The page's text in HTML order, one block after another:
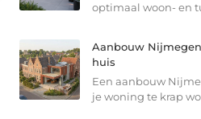
optimaal woon- en
Aanbouw
huis
Een aanbouw
je woning te krap